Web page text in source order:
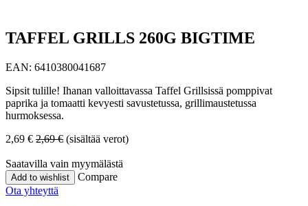
TAFFEL GRILLS 260G BIGTIME
EAN: 6410380041687
Sipsit tulille! Ihanan valloittavassa Taffel Grillsissä pomppivat
paprika ja tomaatti kevyesti savustetussa, grillimaustetussa
hurmoksessa.
2,69 € 2,69€ (sisältää verot)
Saatavilla vain myymälästä
Add to wishlist
Compare
Ota yhteyttä